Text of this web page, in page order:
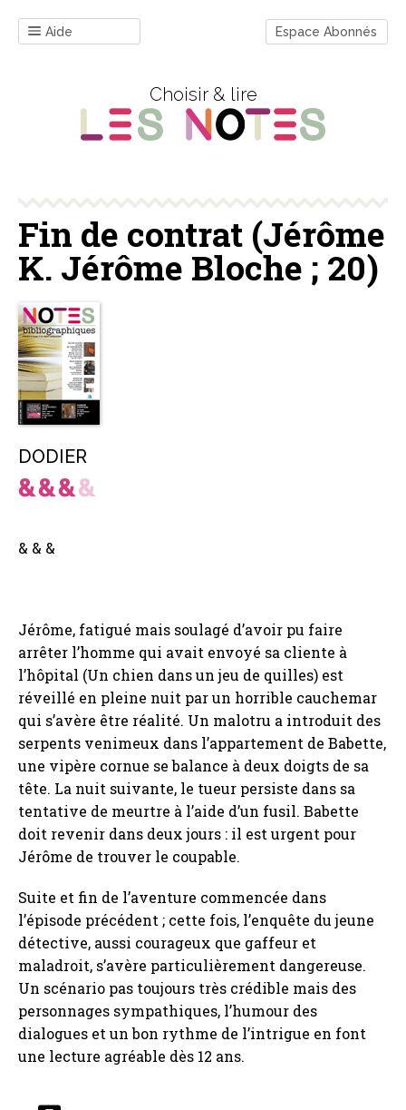
Aide Espace Abonnés
Choisir & lire
Fin de contrat (Jérôme
K. Jérôme Bloche ; 20)
DODIER
& & &
Jérôme, fatigué mais soulagé d’avoir pu faire
arrêter l’homme qui avait envoyé sa cliente à
l’hôpital (Un chien dans un jeu de quilles) est
réveillé en pleine nuit par un horrible cauchemar
qui s’avère être réalité. Un malotru a introduit des
serpents venimeux dans l’appartement de Babette,
une vipère cornue se balance à deux doigts de sa
tête. La nuit suivante, le tueur persiste dans sa
tentative de meurtre à l’aide d’un fusil. Babette
doit revenir dans deux jours : il est urgent pour
Jérôme de trouver le coupable.
Suite et fin de l’aventure commencée dans
l’épisode précédent ; cette fois, l’enquête du jeune
détective, aussi courageux que gaffeur et
maladroit, s’avère particulièrement dangereuse.
Un scénario pas toujours très crédible mais des
personnages sympathiques, l’humour des
dialogues et un bon rythme de l’intrigue en font
une lecture agréable dès 12 ans.